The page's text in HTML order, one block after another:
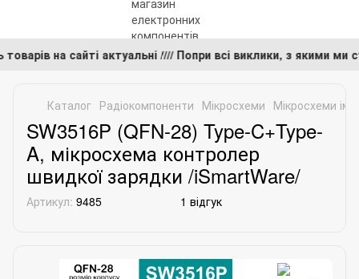
на сайті актуальні //// Попри всі виклики, з якими
Каталог Радіокомпоненти Мікросхеми Мікросхеми
SW3516P (QFN-28) Type-C+Type-
A, мікросхема контролер
швидкої зарядки /iSmartWare/
Артикул: 9485 1 відгук